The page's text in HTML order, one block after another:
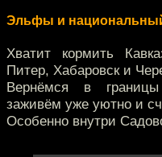
Эльфы и
Хватит кормить
Питер, Хабаровск и
Вернёмся в
заживём уже уютно и
Особенно внутри